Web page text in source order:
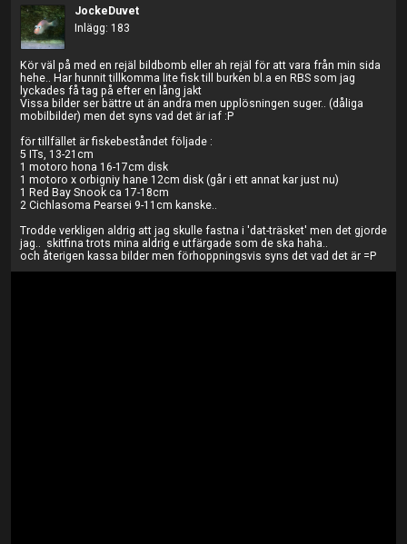
JockeDuvet
Inlägg: 183
Kör väl på med en rejäl bildbomb eller ah rejäl för att vara från min sida
hehe.. Har hunnit tillkomma lite fisk till burken bl.a en RBS som jag
lyckades få tag på efter en lång jakt
Vissa bilder ser bättre ut än andra men upplösningen suger.. (dåliga
mobilbilder) men det syns vad det är iaf :P
för tillfället är fiskebeståndet följade :
5 ITs, 13-21cm
1 motoro hona 16-17cm disk
1 motoro x orbigniy hane 12cm disk (går i ett annat kar just nu)
1 Red Bay Snook ca 17-18cm
2 Cichlasoma Pearsei 9-11cm kanske..
Trodde verkligen aldrig att jag skulle fastna i 'dat-träsket' men det gjorde
jag.. skitfina trots mina aldrig e utfärgade som de ska haha..
och återigen kassa bilder men förhoppningsvis syns det vad det är =P